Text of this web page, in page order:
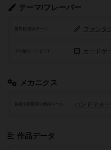
テーマ/フレーバー
世界観/基本テーマ ファンタ
その他のコンセプト カードゲ
メカニクス
ハンドマネ
作品データ